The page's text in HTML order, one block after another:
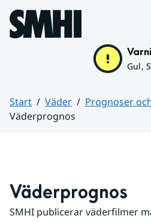
Hoppa till sidans innehåll
Gul,
Start Väder
Prognoser
Väderprognos
Väderprognos
SMHI publicerar väderfilmer